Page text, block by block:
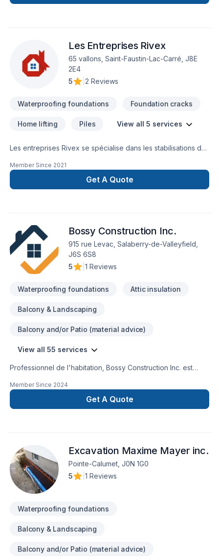
autres.nous offrons aussi-l'isolation Polyuréthane giclé-
Les Entreprises Rivex
65 vallons, Saint-Faustin-Lac-Carré, J8E
2E4
5
2 Reviews
Waterproofing foundations Foundation cracks
Home lifting Piles View all 5 services
Les entreprises Rivex se spécialise dans les stabilisations de
gazebos,les abris d'autos...etc Nous offrons aussi le service
de mini excavation, réfection d'entrée,asphalte recyclé...Un
excellent service ainsi qu'une grande disponibilitée vous
Member Since 2021
Get A Quote
Bossy Construction Inc.
915 rue Levac, Salaberry-de-Valleyfield,
J6S 6S8
5
1 Reviews
Waterproofing foundations Attic insulation
Balcony & Landscaping
Balcony and/or Patio (material advice)
View all 55 services
Professionnel de l'habitation, Bossy Construction Inc. est
construction à Salaberry-de-Valleyfield, avec une réputation
bâtie sur l'excellence, l'innovation et la satisfaction client.
Spécialisés en rénovation de cuisine, rénovation de salle de
complets, allant de la construction neuve à la finition
intérieure, ainsi que la rénovation extérieure. Chaque projet
est personnalisé avec une attention méticuleuse aux détails
et des matériaux de haute qualité, garantissant des résultats
durables et à la hauteur de vos attentes.
Member Since 2024
Get A Quote
Excavation Maxime Mayer inc.
Pointe-Calumet, J0N 1G0
5
1 Reviews
Waterproofing foundations
Balcony & Landscaping
Balcony and/or Patio (material advice)